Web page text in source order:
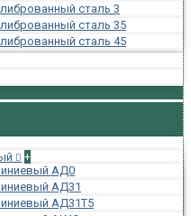
сталь 3
сталь 35
сталь 45
+
АД0
АД31
АД31Т5